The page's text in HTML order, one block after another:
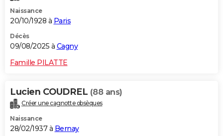
Naissance
20/10/1928 à Paris
Décès
09/08/2025 à Cagny
Famille PILATTE
Lucien COUDREL (88 ans)
Créer une cagnotte obsèques
Naissance
28/02/1937 à Bernay